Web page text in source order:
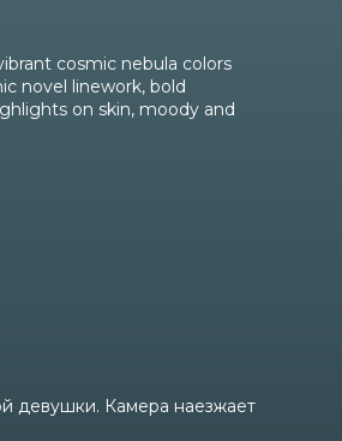
cosmic nebula colors
novel linework, bold
on skin, moody and
девушки. Камера наезжает